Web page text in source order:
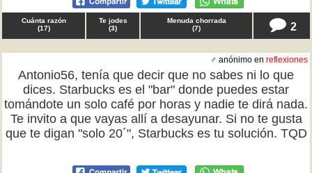
Cuánta razón
(17)
Te jodes
(3)
Menuda chorrada
(7) 2
♂ anónimo en reflexiones
Antonio56, tenía que decir que no sabes ni lo que
dices. Starbucks es el "bar" donde puedes estar
tomándote un solo café por horas y nadie te dirá nada.
Te invito a que vayas allí a desayunar. Si no te gusta
que te digan "solo 20´", Starbucks es tu solución. TQD